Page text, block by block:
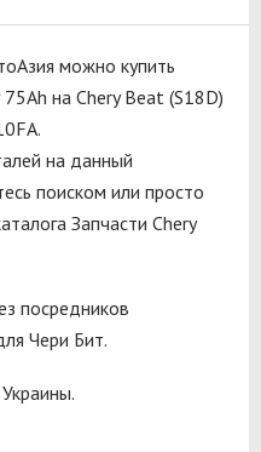
можно купить
на Chery Beat (S18D)
на данный
поиском или просто
Запчасти Chery
посредников
Чери Бит.